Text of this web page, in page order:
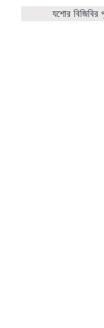
যশোর বিজিবির